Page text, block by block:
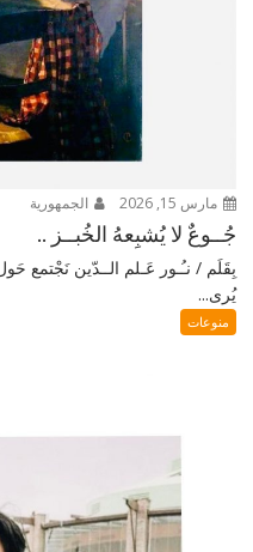
مارس 15, 2026 الجمهورية
جُــوعٌ لا يُشبِعهُ الخُبــز ..
بِقَلَم / نـُـور عَـلم الــدّين نَجْتمع
يُرى...
منوعات